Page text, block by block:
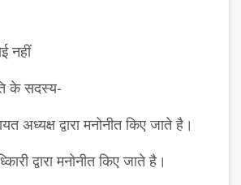
नहीं
के सदस्य-
द्वारा मनोनीत किए जाते है।
द्वारा मनोनीत किए जाते है।